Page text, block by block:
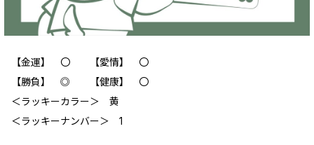
【金運】 ‪‪〇 【愛情】 〇
【勝負】 ◎ 【健康】 〇
＜ラッキーカラー＞ 黄
＜ラッキーナンバー＞ 1